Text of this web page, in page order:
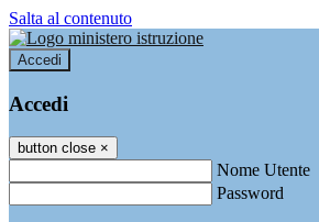
Salta al contenuto
Accedi
Accedi
button close ×
Nome Utente
Password